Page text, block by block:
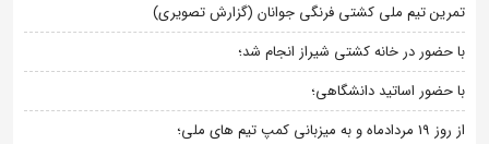
تمرین تیم ملی کشتی فرنگی جوانان (گزارش تصویری)
با حضور در خانه کشتی شیراز انجام شد؛
با حضور اساتید دانشگاهی؛
از روز 19 مردادماه و به میزبانی کمپ تیم های ملی؛